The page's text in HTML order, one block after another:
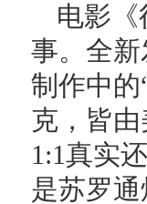
电影
事。全
制作中
克，皆
1:1真实
是苏罗